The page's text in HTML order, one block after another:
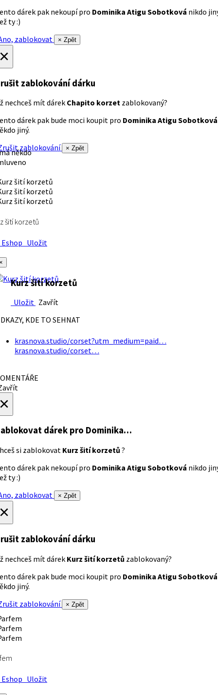
dárek pak nekoupí pro Dominika Atigu Sobotková nikdo
ty :)
zablokovat
× Zpět
zablokování dárku
nechceš mít dárek Chapito korzet zablokovaný?
dárek pak bude moci koupit pro Dominika Atigu Sobotková
jiný.
zablokování
× Zpět
někdo
šití korzetů
Uložit
Kurz šití korzetů
Uložit Zavřít
KDE TO SEHNAT
krasnova.studio/corset?utm_medium=paid…
krasnova.studio/corset…
dárek pro Dominika…
si zablokovat Kurz šití korzetů ?
dárek pak nekoupí pro Dominika Atigu Sobotková nikdo
ty :)
zablokovat
× Zpět
zablokování dárku
nechceš mít dárek Kurz šití korzetů zablokovaný?
dárek pak bude moci koupit pro Dominika Atigu Sobotková
jiný.
zablokování
× Zpět
Uložit